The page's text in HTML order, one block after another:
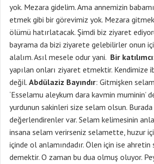
yok. Mezara gidelim. Ama annemizin
etmek gibi bir görevimiz yok. Mezara
ölümü hatırlatacak. Şimdi biz ziyaret
bayrama da bizi ziyarete gelebilirler onun
alalım. Asıl mesele odur yani. Bir katılımcı
yapılan onları ziyaret etmektir. Kendimize
değil. Abdülaziz Bayındır: Gitmişken
‘Esselamu aleykum dara kavmin muminin’
yurdunun sakinleri size selam olsun. Burada
değerlendirenler var. Selam kelimesinin
insana selam verirseniz selamette, huzur
içinde ol anlamındadır. Ölen için ise
demektir. O zaman bu dua olmuş oluyor.